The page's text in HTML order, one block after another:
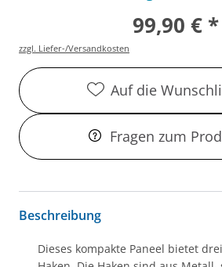
99,90 € *
zzgl. Liefer-/Versandkosten
Auf die
Fragen zum
Beschreibung
Dieses kompakte Paneel bietet